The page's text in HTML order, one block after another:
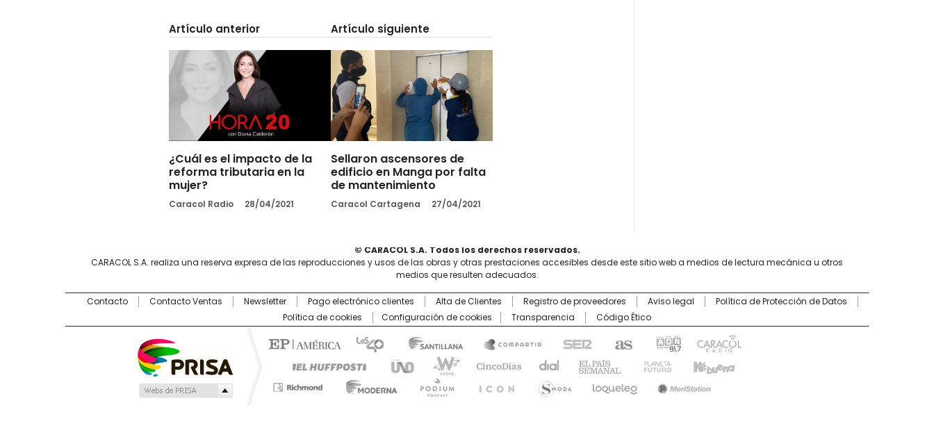
Artículo anterior
¿Cuál es el impacto de la
reforma tributaria en la
mujer?
Caracol Radio 28/04/2021
Artículo siguiente
Sellaron ascensores de
edificio en Manga por falta
de mantenimiento
Caracol Cartagena 27/04/2021
© CARACOL S.A. Todos los derechos reservados.
CARACOL S.A. realiza una reserva expresa de las reproducciones y usos de las obras y otras prestaciones accesibles desde este sitio web a medios de lectura mecánica u otros
medios que resulten adecuados.
Contacto Contacto Ventas Newsletter Pago electrónico clientes Alta de Clientes Registro de proveedores Aviso legal
Política de Protección de Datos
Política de cookies
Configuración de cookies Transparencia Código Ético